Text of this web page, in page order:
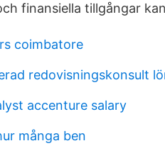
finansiella tillgångar
coimbatore
redovisningskonsult
accenture salary
många ben